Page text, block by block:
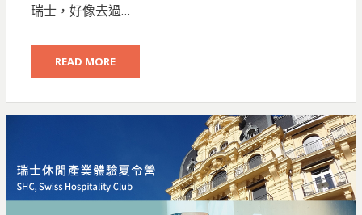
瑞士，好像去過…
READ MORE